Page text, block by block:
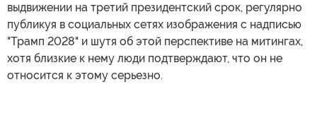
выдвижении на третий президентский срок, регулярно
публикуя в социальных сетях изображения с надписью
"Трамп 2028" и шутя об этой перспективе на митингах,
хотя близкие к нему люди подтверждают, что он не
относится к этому серьезно.